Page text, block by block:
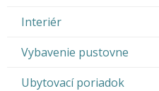
Interiér
Vybavenie pustovne
Ubytovací poriadok